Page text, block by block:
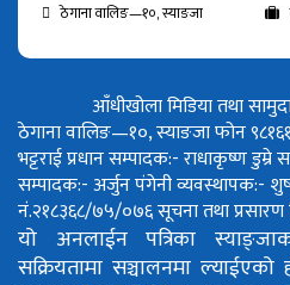
ठेगाना वालिङ—१०, स्याङजा
आँधीखोला मिडिया तथा
ठेगाना वालिङ—१०, स्याङजा फोन
भट्टराईप्रधान सम्पादक:- राधाकृष्ण डुम्रे
सम्पादक:- अर्जुन पंगेनीव्यवस्थापक:-
नं.२१८३६८/७५/०७६सूचना तथा प्रसारण
यो अनलाईन पत्रिका
सक्रियतामा सञ्चालनमा ल्याईएको